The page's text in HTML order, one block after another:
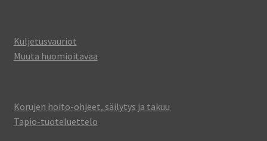
Kuljetusvauriot
Muuta huomioitavaa
Korujen hoito-ohjeet, säilytys ja takuu
Tapio-tuoteluettelo